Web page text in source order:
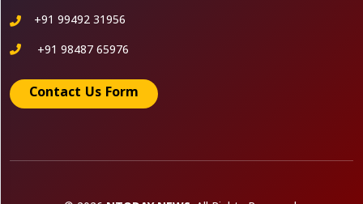
+91 99492 31956
+91 98487 65976
Contact Us Form